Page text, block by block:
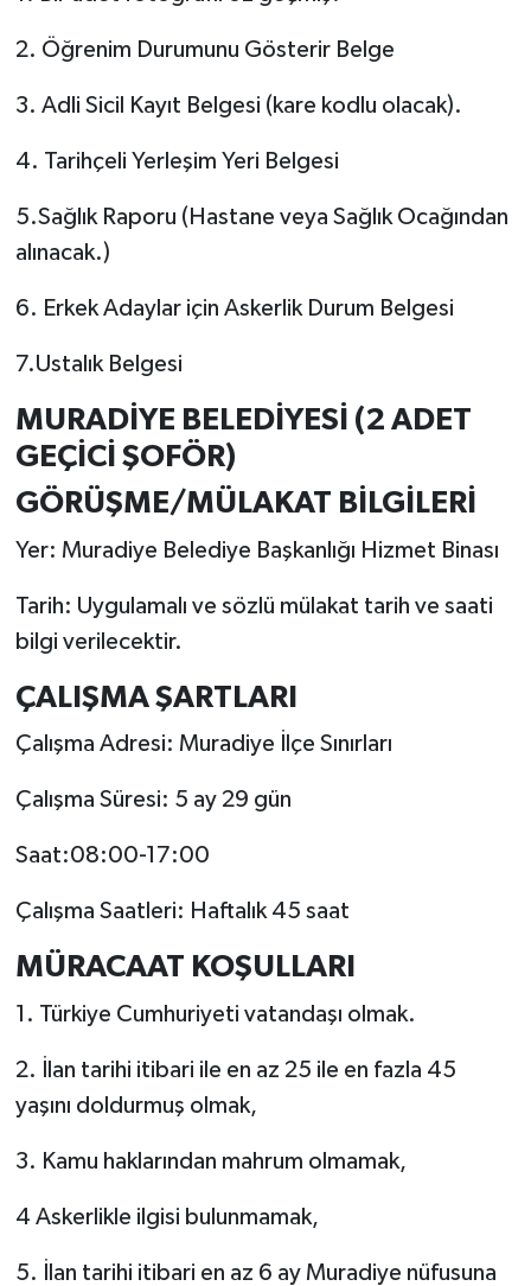
2. Öğrenim Durumunu Gösterir Belge
3. Adli Sicil Kayıt Belgesi (kare kodlu olacak).
4. Tarihçeli Yerleşim Yeri Belgesi
5.Sağlık Raporu (Hastane veya Sağlık Ocağından
alınacak.)
6. Erkek Adaylar için Askerlik Durum Belgesi
7.Ustalık Belgesi
MURADİYE BELEDİYESİ (2 ADET
GEÇİCİ ŞOFÖR)
GÖRÜŞME/MÜLAKAT BİLGİLERİ
Yer: Muradiye Belediye Başkanlığı Hizmet Binası
Tarih: Uygulamalı ve sözlü mülakat tarih ve saati
bilgi verilecektir.
ÇALIŞMA ŞARTLARI
Çalışma Adresi: Muradiye İlçe Sınırları
Çalışma Süresi: 5 ay 29 gün
Saat:08:00-17:00
Çalışma Saatleri: Haftalık 45 saat
MÜRACAAT KOŞULLARI
1. Türkiye Cumhuriyeti vatandaşı olmak.
2. İlan tarihi itibari ile en az 25 ile en fazla 45
yaşını doldurmuş olmak,
3. Kamu haklarından mahrum olmamak,
4 Askerlikle ilgisi bulunmamak,
5. İlan tarihi itibari en az 6 ay Muradiye nüfusuna